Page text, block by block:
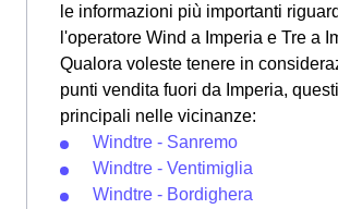
le informazioni più importanti
l'operatore Wind a Imperia e Tre a
Qualora voleste tenere in
punti vendita fuori da Imperia,
principali nelle vicinanze:
Windtre - Sanremo
Windtre - Ventimiglia
Windtre - Bordighera